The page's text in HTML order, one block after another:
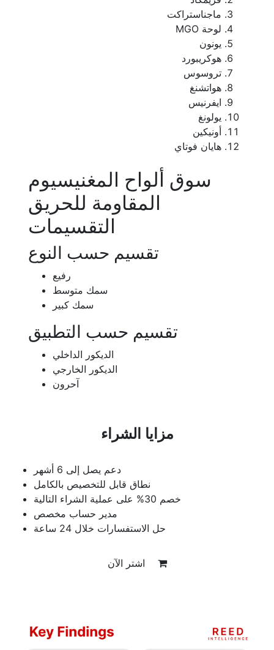
ماجناستراكت
لوحة MGO
يونون
هوكريبورد
تروسوس
هواتشنغ
ايفرنيس
يولونغ
أونيكين
هايان فوتاي
سوق ألواح المغنيسيوم
المقاومة للحريق
التقسيمات
تقسيم حسب النوع
رفيع
سمك متوسط
سمك كبير
تقسيم حسب التطبيق
الديكور الداخلي
الديكور الخارجي
آحرون
مزايا الشراء
دعم يصل إلى 6 أشهر
نطاق قابل للتخصيص بالكامل
خصم 30% على عملية الشراء التالية
مدير حساب مخصص
حل الاستفسارات خلال 24 ساعة